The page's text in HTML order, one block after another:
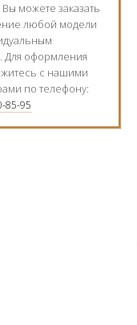
можете заказать
любой модели
Для оформления
с нашими
по телефону:
85-95